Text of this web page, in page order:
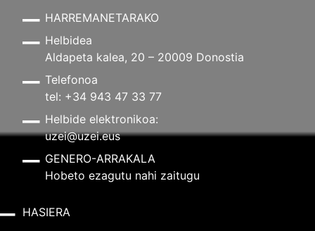
HARREMANETARAKO
Helbidea
Aldapeta kalea, 20 – 20009 Donostia
Telefonoa
tel: +34 943 47 33 77
Helbide elektronikoa:
uzei@uzei.eus
GENERO-ARRAKALA
Hobeto ezagutu nahi zaitugu
HASIERA